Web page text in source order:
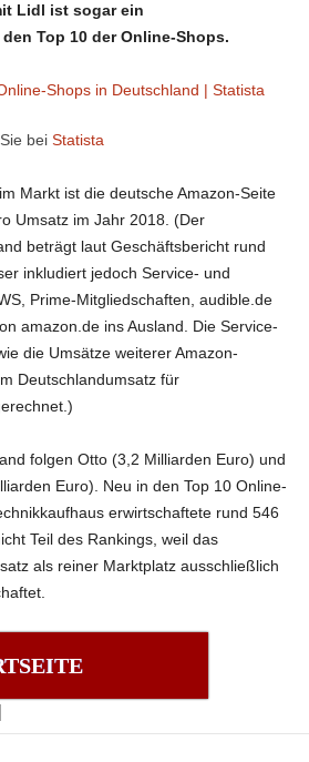
Lidl ist sogar ein
Top 10 der Online-Shops.
bei Statista
Markt ist die deutsche Amazon-Seite
Umsatz im Jahr 2018. (Der
beträgt laut Geschäftsbericht rund
inkludiert jedoch Service- und
Prime-Mitgliedschaften, audible.de
amazon.de ins Ausland. Die Service-
die Umsätze weiterer Amazon-
Deutschlandumsatz für
folgen Otto (3,2 Milliarden Euro) und
Euro). Neu in den Top 10 Online-
erwirtschaftete rund 546
Teil des Rankings, weil das
als reiner Marktplatz ausschließlich